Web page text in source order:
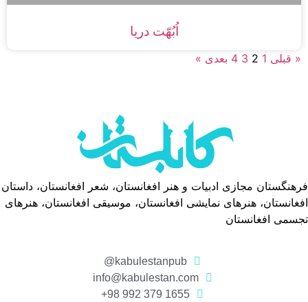
اُبُهّت دریا
« قبلی 1
2
3
4 بعدی »
فرهنگستان مجازی ادبیات و هنر افغانستان، شعر افغانستان، داستان
افغانستان، هنرهای نمایشی افغانستان، موسیقی افغانستان، هنرهای
تجسمی افغانستان
kabulestanpub@
info@kabulestan.com
1655 379 992 98+